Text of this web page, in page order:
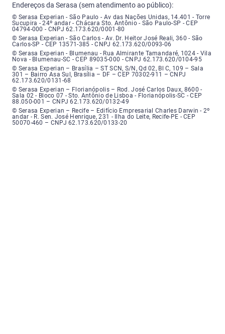
Endereços da Serasa (sem atendimento ao público):
Serasa Experian - São Paulo - Endereço: Avenida das Nações Unidas,
© Serasa Experian - São Paulo - Av das Nações Unidas, 14.401 - Torre
Sucupira - 24º andar - Chácara Sto. Antônio - São Paulo-SP - CEP
04794-000 - CNPJ 62.173.620/0001-80
Serasa Experian - São Carlos - Endereço: Avenida Doutor Heitor José
© Serasa Experian - São Carlos - Av. Dr. Heitor José Reali, 360 - São
Carlos-SP - CEP 13571-385 - CNPJ 62.173.620/0093-06
Serasa Experian - Blumenau - Endereço: Rua Almirante Tamandaré,
© Serasa Experian - Blumenau - Rua Almirante Tamandaré, 1024 - Vila
Nova - Blumenau-SC - CEP 89035-000 - CNPJ 62.173.620/0104-95
Serasa Experian - Brasília, Endereço: Setor Comercial Norte, sem
© Serasa Experian – Brasília – ST SCN, S/N, Qd 02, Bl C, 109 – Sala
301 – Bairro Asa Sul, Brasília – DF – CEP 70302-911 – CNPJ
62.173.620/0131-68
Serasa Experian - Florianópolis, Endereço: Rodovia José Carlos, número
© Serasa Experian – Florianópolis – Rod. José Carlos Daux, 8600 -
Sala 02 - Bloco 07 - Sto. Antônio de Lisboa - Florianópolis-SC - CEP
88.050-001 – CNPJ 62.173.620/0132-49
Serasa Experian - Recife, Endereço: Edifício Empresarial Charles Darwin,
© Serasa Experian – Recife – Edifício Empresarial Charles Darwin - 2º
andar - R. Sen. José Henrique, 231 - Ilha do Leite, Recife-PE - CEP
50070-460 – CNPJ 62.173.620/0133-20